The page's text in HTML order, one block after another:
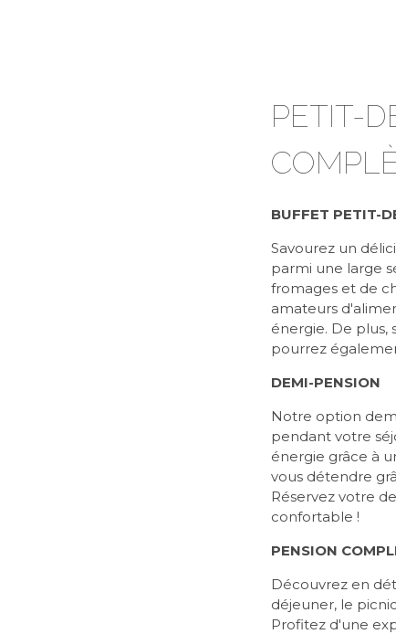
PETIT-
BUFFET PETIT-
Savourez un
parmi une large
fromages et de
amateurs
énergie. De plus,
pourrez
DEMI-PENSION
Notre option
pendant votre
énergie grâce à
vous détendre
Réservez votre
confortable !
PENSION
Découvrez en
déjeuner, le
Profitez d'une